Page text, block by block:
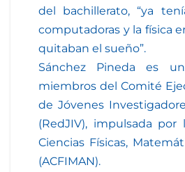
del bachillerato, “ya
computadoras y la física
quitaban el sueño”.
Sánchez Pineda es
miembros del Comité
de Jóvenes
(RedJIV), impulsada por
Ciencias Físicas,
(ACFIMAN).